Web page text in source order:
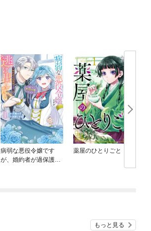
病弱な悪役令嬢です
が、婚約者が過保護す
薬屋のひとりごと
もっと見る